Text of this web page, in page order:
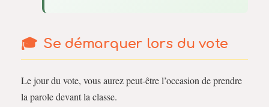
Se démarquer lors du vote
Le jour du vote, vous aurez peut-être l’occasion de prendre
la parole devant la classe.